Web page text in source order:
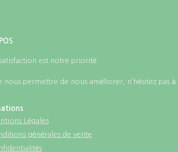
est notre priorité.
nous permettre de nous améliorer, n’hésitez pas
Légales
générales de vente